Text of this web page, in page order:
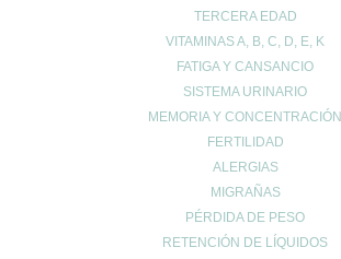
TERCERA EDAD
VITAMINAS A, B, C, D, E, K
FATIGA Y CANSANCIO
SISTEMA URINARIO
MEMORIA Y CONCENTRACIÓN
FERTILIDAD
ALERGIAS
MIGRAÑAS
PÉRDIDA DE PESO
RETENCIÓN DE LÍQUIDOS
CONTACTO
622904490
info@farmaciaromerosagunto.com